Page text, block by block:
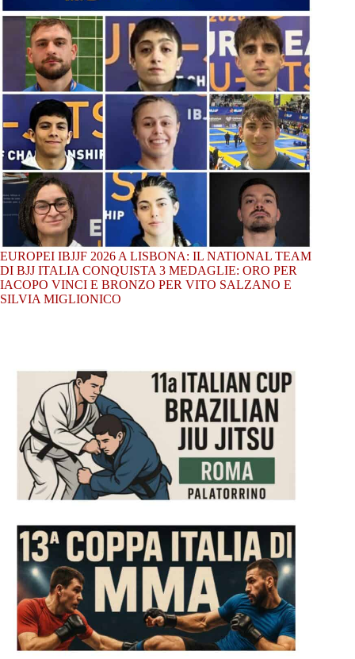
EUROPEI IBJJF 2026 A LISBONA: IL NATIONAL TEAM
DI BJJ ITALIA CONQUISTA 3 MEDAGLIE: ORO PER
IACOPO VINCI E BRONZO PER VITO SALZANO E
SILVIA MIGLIONICO